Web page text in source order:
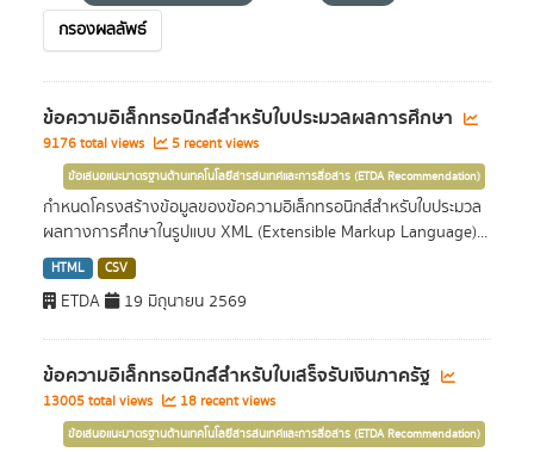
กรองผลลัพธ์
ข้อความอิเล็กทรอนิกส์สำหรับใบประมวลผลการศึกษา
9176 total views 5 recent views
ข้อเสนอแนะมาตรฐานด้านเทคโนโลยีสารสนเทศและการสื่อสาร (ETDA Recommendation)
กำหนดโครงสร้างข้อมูลของข้อความอิเล็กทรอนิกส์สำหรับใบประมวล
ผลทางการศึกษาในรูปแบบ XML (Extensible Markup Language)...
HTML CSV
ETDA 19 มิถุนายน 2569
ข้อความอิเล็กทรอนิกส์สำหรับใบเสร็จรับเงินภาครัฐ
13005 total views 18 recent views
ข้อเสนอแนะมาตรฐานด้านเทคโนโลยีสารสนเทศและการสื่อสาร (ETDA Recommendation)